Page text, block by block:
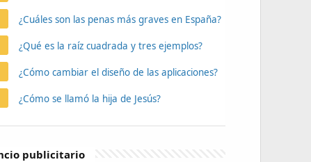
¿Cuáles son las penas más graves en España?
¿Qué es la raíz cuadrada y tres ejemplos?
¿Cómo cambiar el diseño de las aplicaciones?
¿Cómo se llamó la hija de Jesús?
publicitario